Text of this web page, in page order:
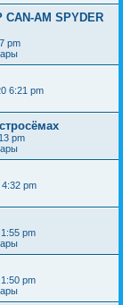
AM SPYDER
pm
6:21 pm
pm
pm
pm
pm